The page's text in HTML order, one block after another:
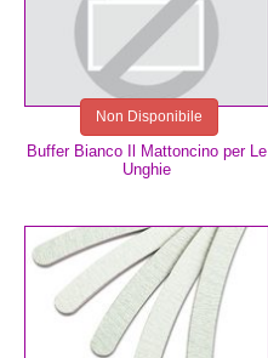
Buffer Bianco Il Mattoncino per Le
Unghie
Non Disponibile